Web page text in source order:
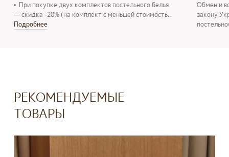
• При покупке двух комплектов постельного белья
— скидка -20% (на комплект с меньшей стоимость..
Подробнее
Обмен и
закону
РЕКОМЕНДУЕМЫЕ
ТОВАРЫ